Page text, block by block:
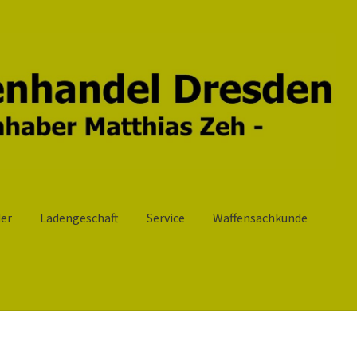
Ladengeschäft Service Waffensachkunde